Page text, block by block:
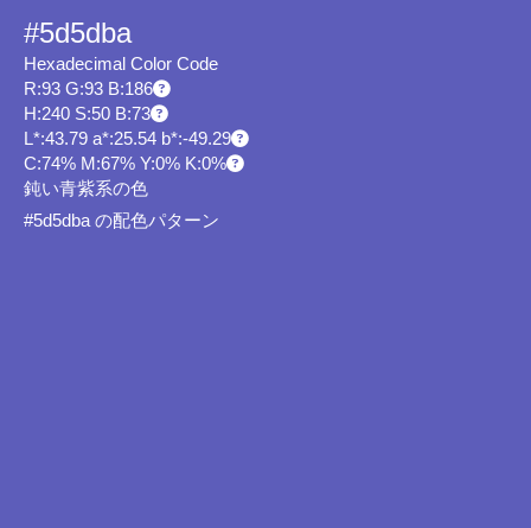
#5d5dba
Hexadecimal Color Code
R:93 G:93 B:186
H:240 S:50 B:73
L*:43.79 a*:25.54 b*:-49.29
C:74% M:67% Y:0% K:0%
鈍い青紫系の色
#5d5dba の配色パターン